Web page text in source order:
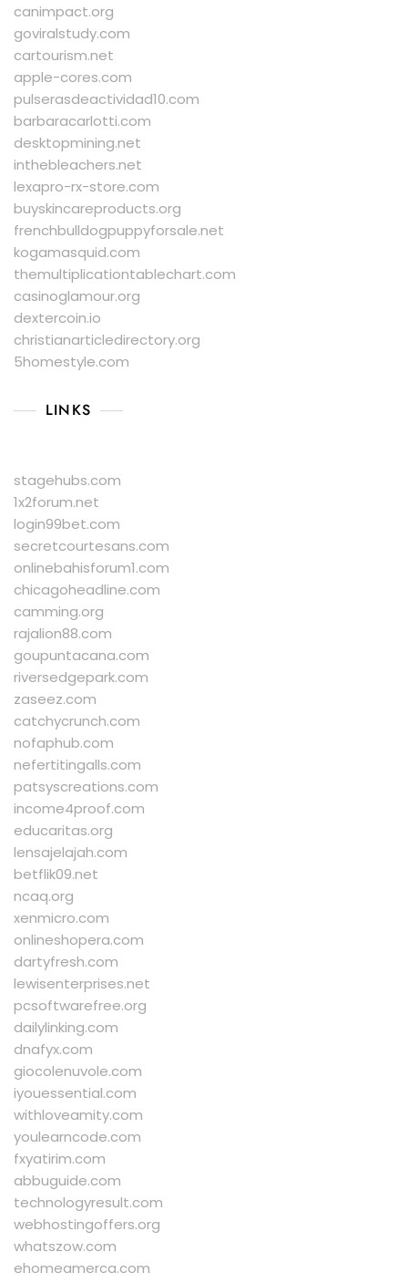
canimpact.org
goviralstudy.com
cartourism.net
apple-cores.com
pulserasdeactividad10.com
barbaracarlotti.com
desktopmining.net
inthebleachers.net
lexapro-rx-store.com
buyskincareproducts.org
frenchbulldogpuppyforsale.net
kogamasquid.com
themultiplicationtablechart.com
casinoglamour.org
dextercoin.io
christianarticledirectory.org
5homestyle.com
LINKS
stagehubs.com
1x2forum.net
login99bet.com
secretcourtesans.com
onlinebahisforum1.com
chicagoheadline.com
camming.org
rajalion88.com
goupuntacana.com
riversedgepark.com
zaseez.com
catchycrunch.com
nofaphub.com
nefertitingalls.com
patsyscreations.com
income4proof.com
educaritas.org
lensajelajah.com
betflik09.net
ncaq.org
xenmicro.com
onlineshopera.com
dartyfresh.com
lewisenterprises.net
pcsoftwarefree.org
dailylinking.com
dnafyx.com
giocolenuvole.com
iyouessential.com
withloveamity.com
youlearncode.com
fxyatirim.com
abbuguide.com
technologyresult.com
webhostingoffers.org
whatszow.com
ehomeamerca.com